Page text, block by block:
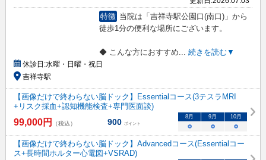
特徴 当院は「吉祥寺駅公園口(南口)」から
徒歩1分の便利な場所にございます。
◆ こんな方におすすめ... 続きを読む▼
休診日:水曜・日曜・祝日
吉祥寺駅
【画像だけで終わらない脳ドック】Essentialコース(3テスラMRI
+リスク採血+認知機能検査+専門医面談)
99,000円 （税込） 900 ポイント
8月 9月 10月
○ ○ ○
【画像だけで終わらない脳ドック】Advancedコース(Essentialコー
ス+長時間ホルター心電図+VSRAD)